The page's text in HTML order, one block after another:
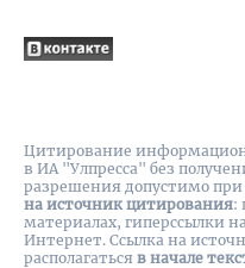
Цитирование
в ИА "Улпресса" без
разрешения допустимо при
на источник цитирования:
материалах, гиперссылки
Интернет. Ссылка на
располагаться в начале